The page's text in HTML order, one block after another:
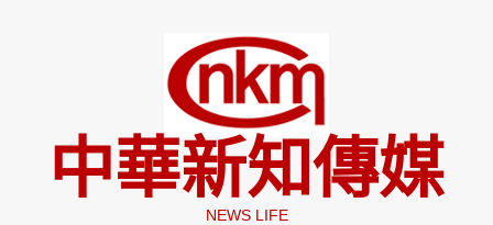
中華新知傳媒
NEWS LIFE